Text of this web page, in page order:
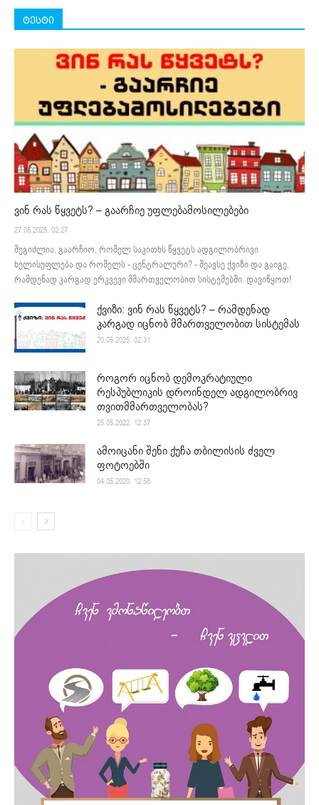
ტესტი
ვინ რას წყვეტს? – გაარჩიე უფლებამოსილებები
27.05.2025. 02:27
შეგიძლია, გაარჩიო, რომელ საკითხს წყვეტს ადგილობრივი
ხელისუფლება და რომელს - ცენტრალური? - შეავსე ქვიზი და გაიგე,
რამდენად კარგად ერკვევი მმართველობით სისტემებში. დავიწყოთ!
ქვიზი: ვინ რას წყვეტს? – რამდენად
კარგად იცნობ მმართველობით სისტემას
20.05.2025. 02:31
როგორ იცნობ დემოკრატიული
რესპუბლიკის დროინდელ ადგილობრივ
თვითმმართველობას?
25.05.2022. 12:37
ამოიცანი შენი ქუჩა თბილისის ძველ
ფოტოებში
04.05.2020. 12:58